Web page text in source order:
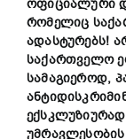
ოფიციალური
რომელიც
ადასტურებს!
საქართველო
სამაგიეროდ,